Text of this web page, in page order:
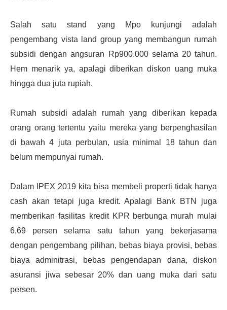
Salah satu stand yang Mpo kunjungi adalah
pengembang vista land group yang membangun rumah
subsidi dengan angsuran Rp900.000 selama 20 tahun.
Hem menarik ya, apalagi diberikan diskon uang muka
hingga dua juta rupiah.
Rumah subsidi adalah rumah yang diberikan kepada
orang orang tertentu yaitu mereka yang berpenghasilan
di bawah 4 juta perbulan, usia minimal 18 tahun dan
belum mempunyai rumah.
Dalam IPEX 2019 kita bisa membeli properti tidak hanya
cash akan tetapi juga kredit. Apalagi Bank BTN juga
memberikan fasilitas kredit KPR berbunga murah mulai
6,69 persen selama satu tahun yang bekerjasama
dengan pengembang pilihan, bebas biaya provisi, bebas
biaya adminitrasi, bebas pengendapan dana, diskon
asuransi jiwa sebesar 20% dan uang muka dari satu
persen.